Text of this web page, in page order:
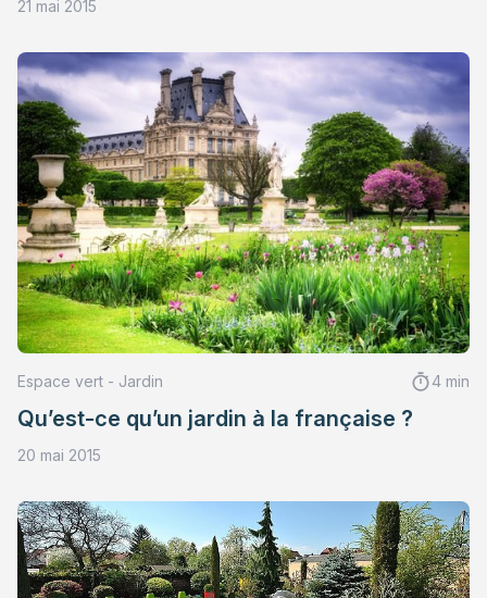
21 mai 2015
Espace vert - Jardin 4 min
Qu’est-ce qu’un jardin à la française ?
20 mai 2015